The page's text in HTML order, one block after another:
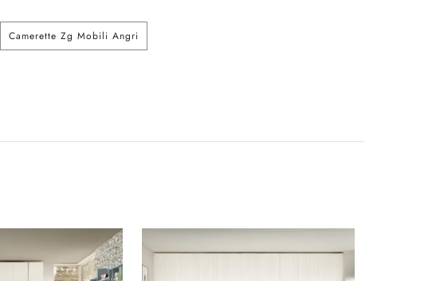
Camerette Zg Mobili Angri